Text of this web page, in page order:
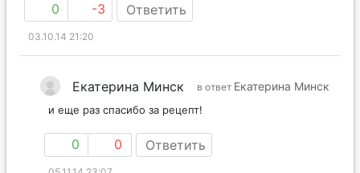
0 -3 Ответить
03.10.14 21:20
Екатерина Минск в ответ Екатерина Минск
и еще раз спасибо за рецепт!
0 0 Ответить